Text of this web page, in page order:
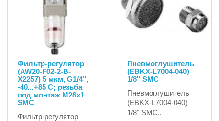
Фильтр-регулятор
(AW20-F02-2-B-
X2257) 5 мкм, G1/4",
-40...+85 C; резьба
под монтаж М28х1
SMC
Фильтр-регулятор
Пневмоглушитель
(EBKX-L7004-040)
1/8" SMC
Пневмоглушитель
(EBKX-L7004-040)
1/8" SMC..